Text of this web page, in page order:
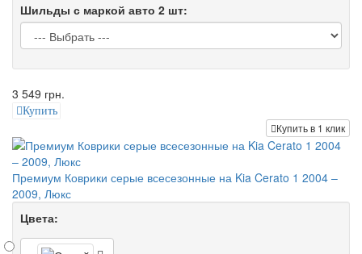
Шильды с маркой авто 2 шт:
3 549 грн.
Купить
Купить в 1 клик
Премиум Коврики серые всесезонные на Kia Cerato 1 2004 –
2009, Люкс
Цвета: